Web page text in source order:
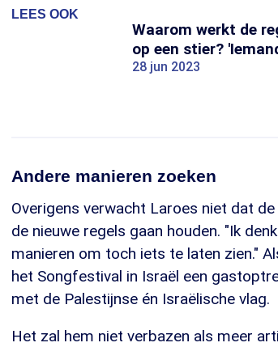
LEES OOK
Waarom werkt de
op een stier?
28 jun 2023
Andere manieren zoeken
Overigens verwacht Laroes niet dat
de nieuwe regels gaan houden. "Ik
manieren om toch iets te laten zien."
het Songfestival in Israël een
met de Palestijnse én Israëlische vlag.
Het zal hem niet verbazen als meer